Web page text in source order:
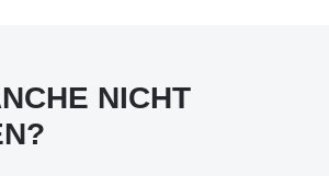
NICHT